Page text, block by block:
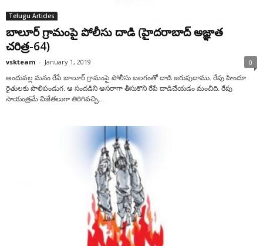
Telugu Articles
బాలూర్ గ్రామంపై పోలీసు దాడి (హైదరాబాద్ అజ్ఞాత
చరిత్ర-64)
vskteam - January 1, 2019 0
అందువల్ల మనం రేపే బాలూర్ గ్రామంపై పోలీసు బలగంతో దాడి జరుపుదాము. రేపు హిందూ
రైతులకు పొలిపండుగ. ఆ సందడిని ఆసరాగా తీసుకొని రేపే దాడిచేయడం మంచిది. రేపు
సాయంత్రమే విజేతలుగా తిరిగివచ్చి...